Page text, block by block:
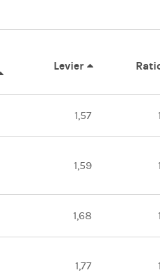
Levier
1,57 1
1,59 1
1,68 1
1,77 1